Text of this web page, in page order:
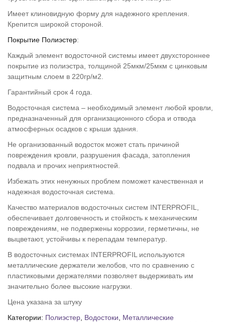
Имеет клиновидную форму для надежного крепления.
Крепится широкой стороной.
Покрытие Полиэстер:
Каждый элемент водосточной системы имеет двухстороннее
покрытие из полиэстра, толщиной 25мкм/25мкм с цинковым
защитным слоем в 220гр/м2.
Гарантийный срок 4 года.
Водосточная система – необходимый элемент любой кровли,
предназначенный для организационного сбора и отвода
атмосферных осадков с крыши здания.
Не организованный водосток может стать причиной
повреждения кровли, разрушения фасада, затопления
подвала и прочих неприятностей.
Избежать этих ненужных проблем поможет качественная и
надежная водосточная система.
Качество материалов водосточных систем INTERPROFIL,
обеспечивает долговечность и стойкость к механическим
повреждениям, не подвержены коррозии, герметичны, не
выцветают, устойчивы к перепадам температур.
В водосточных системах INTERPROFIL используются
металлические держатели желобов, что по сравнению с
пластиковыми держателями позволяет выдерживать им
значительно более высокие нагрузки.
Цена указана за штуку
Категории: Полиэстер Водостоки Металлические